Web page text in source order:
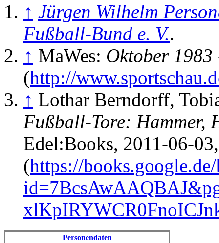
↑ Jürgen Wilhelm
Fußball-Bund e. V..
↑ MaWes: Oktober
(http://
↑ Lothar Berndorff,
Fußball-Tore: Hammer,
Edel:Books, 2011-06-03
(https://
Personendaten